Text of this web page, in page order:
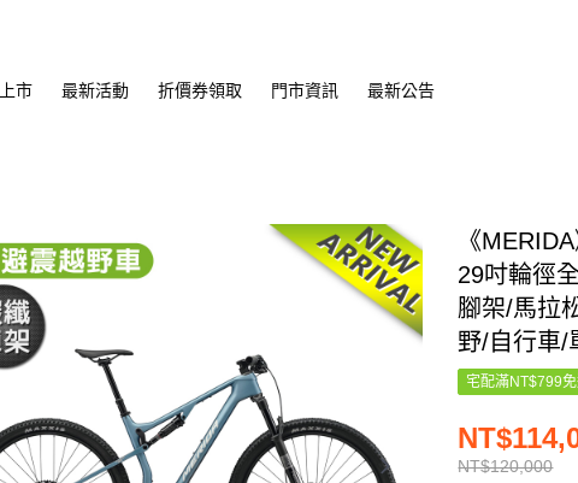
市 最新活動 折價券領取 門市資訊 最新公告
《
29吋輪徑
腳架/馬拉
野/自行車/
宅配滿NT$799
NT$120,000